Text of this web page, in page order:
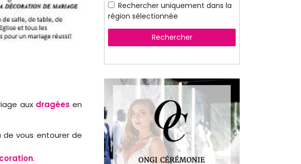
aux dragées en
de vous entourer de
.
Rechercher uniquement dans la
région sélectionnée
Rechercher